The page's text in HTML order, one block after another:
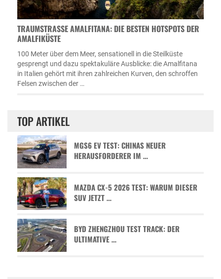
TRAUMSTRASSE AMALFITANA: DIE BESTEN HOTSPOTS DER A
MALFIKÜSTE
100 Meter über dem Meer, sensationell in die Steilküste
gesprengt und dazu spektakuläre Ausblicke: die Amalfitana
in Italien gehört mit ihren zahlreichen Kurven, den schroffen
Felsen zwischen der …
TOP ARTIKEL
MGS6 EV TEST: CHINAS NEUER
HERAUSFORDERER IM …
MAZDA CX-5 2026 TEST: WARUM DIESER
SUV JETZT …
BYD ZHENGZHOU TEST TRACK: DER
ULTIMATIVE …